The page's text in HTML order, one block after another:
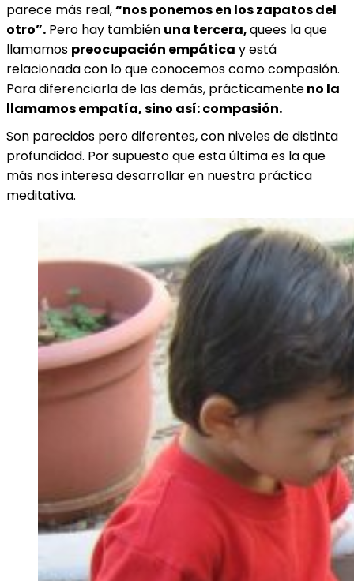
parece más real,“nos ponemos en los zapatos del
otro”. Pero hay también una tercera,quees la que
llamamos preocupación empática y está
relacionada con lo que conocemos como compasión.
Para diferenciarla de las demás, prácticamenteno la
llamamos empatía, sino así: compasión.
Son parecidos pero diferentes, con niveles de distinta
profundidad. Por supuesto que esta última es la que
más nos interesa desarrollar en nuestra práctica
meditativa.